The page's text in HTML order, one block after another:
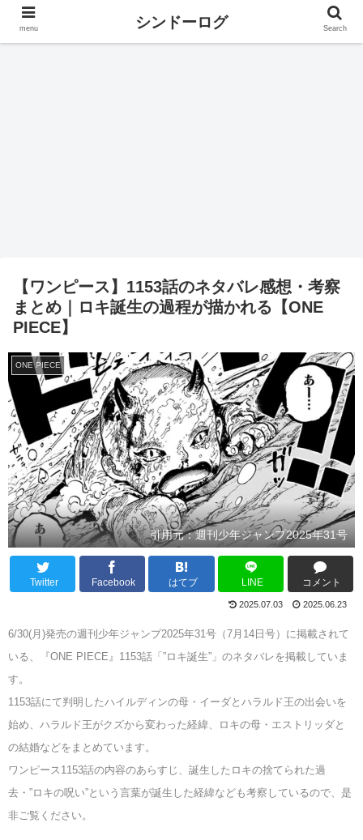
【ワンピース】1153話のネタバレ感想・考察
まとめ｜ロキ誕生の過程が描かれる【ONE
PIECE】
ONE PIECE
引用元：週刊少年ジャンプ2025年31号
Twitter Facebook はてブ LINE コメント
2025.07.03 2025.06.23
6/30(月)発売の週刊少年ジャンプ2025年31号（7月14日号）に掲載されて
いる、『ONE PIECE』1153話「”ロキ誕生”」のネタバレを掲載していま
す。
1153話にて判明したハイルディンの母・イーダとハラルド王の出会いを
始め、ハラルド王がクズから変わった経緯、ロキの母・エストリッダと
の結婚などをまとめています。
ワンピース1153話の内容のあらすじ、誕生したロキの捨てられた過
去・”ロキの呪い”という言葉が誕生した経緯なども考察しているので、是
非ご覧ください。
menu シンドーログ Search